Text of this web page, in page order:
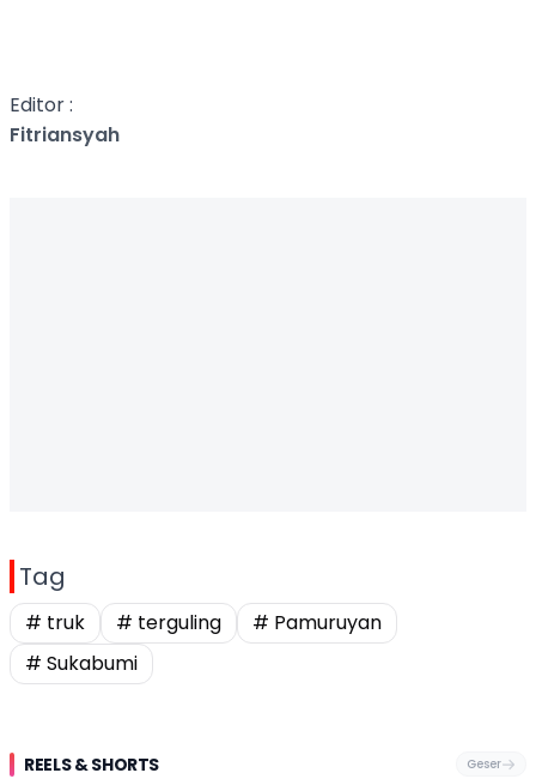
Editor :
Fitriansyah
Tag
# truk # terguling
# Pamuruyan
# Sukabumi
REELS & SHORTS Geser